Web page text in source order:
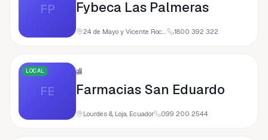
FP Fybeca Las Palmeras
24 de Mayo y Vicente Rocafuerte S/N Y, 110108 Loja, Ecuador 1800 392 322
FE
LOCAL 🏬
Farmacias San Eduardo
Lourdes &, Loja, Ecuador 099 200 2544